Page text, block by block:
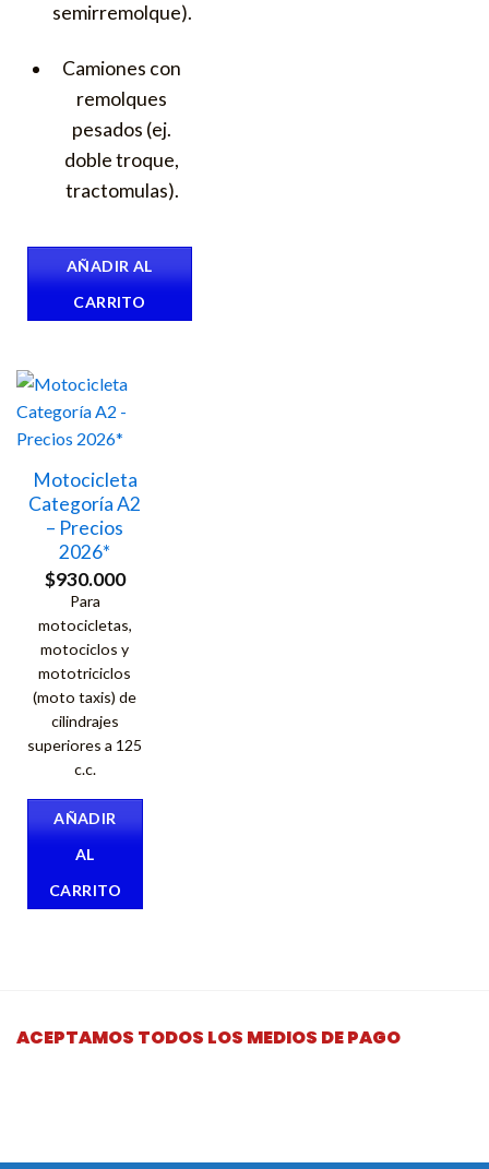
semirremolque).
Camiones con
remolques
pesados (ej.
doble troque,
tractomulas).
AÑADIR AL
CARRITO
Motocicleta
Categoría A2
– Precios
2026*
$930.000
Para
motocicletas,
motociclos y
mototriciclos
(moto taxis) de
cilindrajes
superiores a 125
c.c.
AÑADIR
AL
CARRITO
ACEPTAMOS TODOS LOS MEDIOS DE PAGO